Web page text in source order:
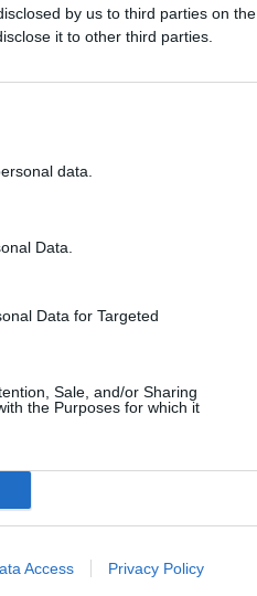
by us to third parties on the
it to other third parties.
data.
Data.
Data for Targeted
Sale, and/or Sharing
the Purposes for which it
Access Privacy Policy
fast food. Alimentar el
la Biblioteca Municipal i de
en Psicopatologia
al passeig de Gràcia
que ens omple
Per exemple, la
que quan mengem sols i
ens nodreix. Hem de
El llibre traspua força
de tot cuinat i
tenim a fer altres
a la cuina i aquest és
de proximitat
no és l'opció ideal. Han
fer diferents